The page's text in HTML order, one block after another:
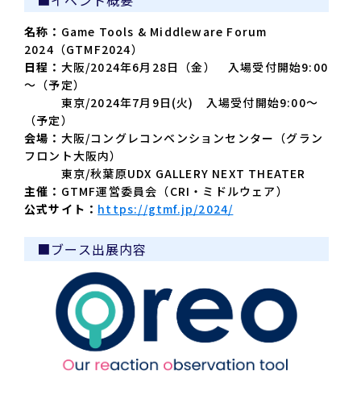
名称： Game Tools & Middleware Forum
2024（GTMF2024）
日程： 大阪/2024年6月28日（金） 入場受付開始9:00
～（予定）
東京/2024年7月9日(火) 入場受付開始9:00～
（予定）
会場： 大阪/コングレコンベンションセンター（グラン
フロント大阪内）
東京/秋葉原UDX GALLERY NEXT THEATER
主催： GTMF運営委員会（CRI・ミドルウェア）
公式サイト： https://gtmf.jp/2024/
■ブース出展内容